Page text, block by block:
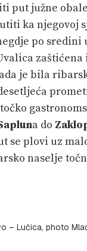
put južne
ka njegovoj
po
je bila
a do
se plovi uz
naselje
– Lučica, photo